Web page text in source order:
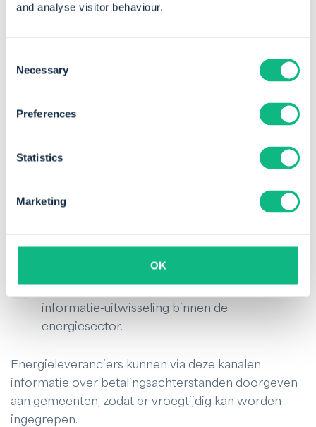
and analyse visitor behaviour.
Selection
Necessary
Preferences
Statistics
Marketing
OK
Eventuele andere relevante
Vroegsignalering door energieleveranciers aan
Registratie (BKR) of Inforing.
BKRregistreert leningen, kredieten en
betalingsachterstanden van consumenten.
Inforingbeheert energiedata en faciliteert de
informatie-uitwisseling binnen de
energiesector.
Energieleveranciers kunnen via deze kanalen
informatie over betalingsachterstanden doorgeven
aan gemeenten, zodat er vroegtijdig kan worden
ingegrepen.